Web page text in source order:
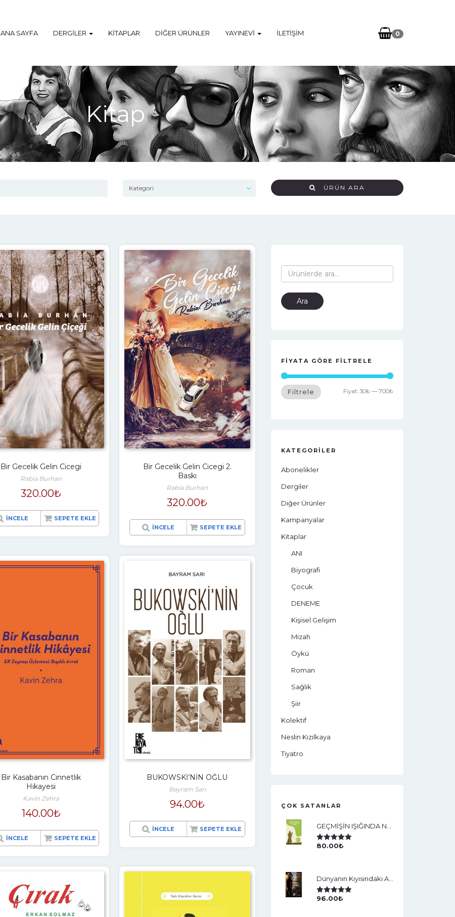
0
ANA SAYFA DERGILER KITAPLAR DIĞER ÜRÜNLER YAYINEVI İLETIŞIM
Kitap
ÜRÜN ARA
Bir Gecelik Gelin Cicegi
Rabia Burhan
320.00₺
İNCELE SEPETE EKLE
Bir Gecelik Gelin Cicegi 2.
Baskı
Rabia Burhan
320.00₺
İNCELE SEPETE EKLE
Bir Kasabanın Cinnetlik
Hikayesi
Kavin Zehra
140.00₺
İNCELE SEPETE EKLE
BUKOWSKİ’NİN OĞLU
Bayram Sarı
94.00₺
İNCELE SEPETE EKLE
Ara:
Ara
FIYATA GÖRE FILTRELE
Filtrele Fiyat: 30₺ —700₺
KATEGORILER
Abonelikler
Dergiler
Diğer Ürünler
Kampanyalar
Kitaplar
ANI
Biyografi
Çocuk
DENEME
Kişisel Gelişim
Mizah
Öykü
Roman
Sağlık
Şiir
Kolektif
Neslin Kızılkaya
Tiyatro
ÇOK SATANLAR
5 Üzerinden
80.00₺
Dünyanın Kıyısındaki Adam
5 Üzerinden
96.00₺